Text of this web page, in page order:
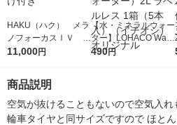
HAKU（ハク） メラ
ノフォーカスＩＶ 4
5ｇ 資生堂 おまけ
11,000円
【水・ミネラルウォー
ター】LOHACO Wate
r（ロハコウォータ
490円
商品説明
空気が抜けることもないので空気入
輪車タイヤと同サイズですので ほと